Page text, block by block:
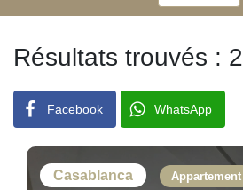
Résultats trouvés : 2
Facebook WhatsApp
Casablanca Appartement